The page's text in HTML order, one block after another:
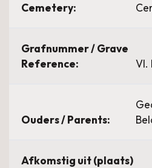
Cemetery:
Grafnummer / Grave
Reference:
VI.
Ouders / Parents:
Afkomstig uit (plaats)